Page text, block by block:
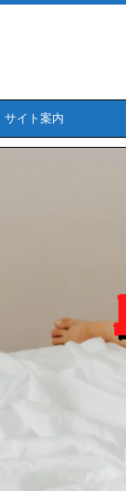
サイト案内